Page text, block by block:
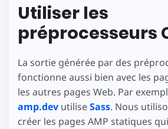
Utiliser les
préprocesseurs
La sortie générée par des
fonctionne aussi bien avec les
les autres pages Web. Par
amp.dev utiliseSass. Nous
créer les pages AMP statiques